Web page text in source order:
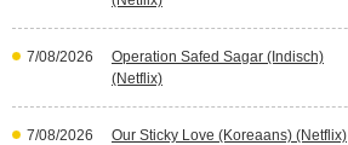
7/08/2026
Operation Safed Sagar (Indisch)
(Netflix)
7/08/2026 Our Sticky Love (Koreaans) (Netflix)